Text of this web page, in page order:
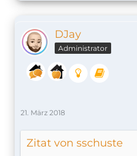
DJay
Administrator
21. März 2018
Zitat von sschuste